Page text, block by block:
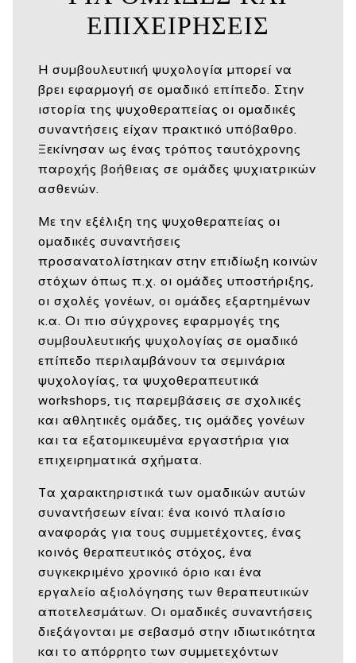
ΕΠΙΧΕΙΡΉΣΕΙΣ
Η συμβουλευτική ψυχολογία μπορεί να
βρει εφαρμογή σε ομαδικό επίπεδο. Στην
ιστορία της ψυχοθεραπείας οι ομαδικές
συναντήσεις είχαν πρακτικό υπόβαθρο.
Ξεκίνησαν ως ένας τρόπος ταυτόχρονης
παροχής βοήθειας σε ομάδες ψυχιατρικών
ασθενών.
Με την εξέλιξη της ψυχοθεραπείας οι
ομαδικές συναντήσεις
προσανατολίστηκαν στην επιδίωξη κοινών
στόχων όπως π.χ. οι ομάδες υποστήριξης,
οι σχολές γονέων, οι ομάδες εξαρτημένων
κ.α. Οι πιο σύγχρονες εφαρμογές της
συμβουλευτικής ψυχολογίας σε ομαδικό
επίπεδο περιλαμβάνουν τα σεμινάρια
ψυχολογίας, τα ψυχοθεραπευτικά
workshops, τις παρεμβάσεις σε σχολικές
και αθλητικές ομάδες, τις ομάδες γονέων
και τα εξατομικευμένα εργαστήρια για
επιχειρηματικά σχήματα.
Τα χαρακτηριστικά των ομαδικών αυτών
συναντήσεων είναι: ένα κοινό πλαίσιο
αναφοράς για τους συμμετέχοντες, ένας
κοινός θεραπευτικός στόχος, ένα
συγκεκριμένο χρονικό όριο και ένα
εργαλείο αξιολόγησης των θεραπευτικών
αποτελεσμάτων. Οι ομαδικές συναντήσεις
διεξάγονται με σεβασμό στην ιδιωτικότητα
και το απόρρητο των συμμετεχόντων